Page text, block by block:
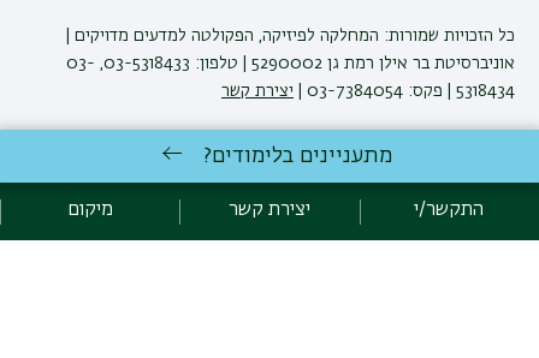
כל הזכויות שמורות: המחלקה לפיזיקה, הפקולטה למדעים מדויקים |
אוניברסיטת בר אילן רמת גן 5290002 | טלפון: 03-5318433, 03-
5318434 | פקס: 03-7384054 |
יצירת קשר
באוניברסיטת בר-אילן
הצהרת נגישות
מדיניות פרטיות
מתעניינים בלימודים?
התקשר/י יצירת קשר מיקום